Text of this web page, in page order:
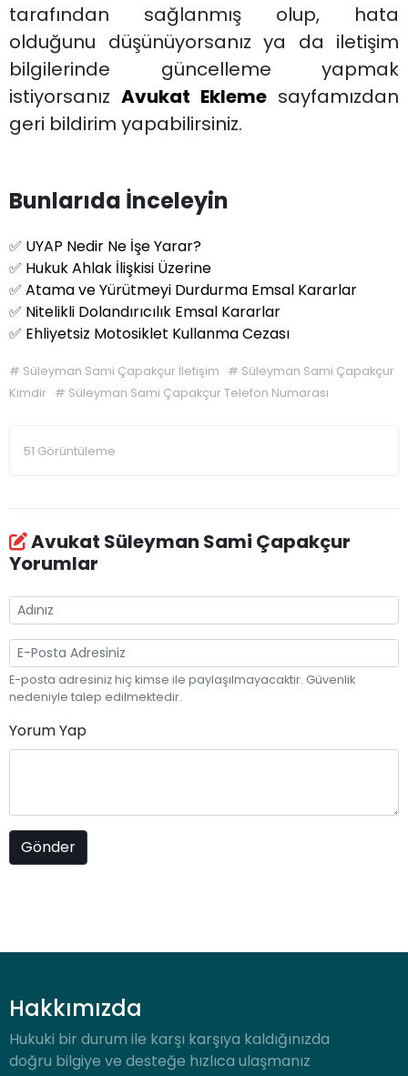
tarafından sağlanmış olup, hata
olduğunu düşünüyorsanız ya da iletişim
bilgilerinde güncelleme yapmak
istiyorsanız Avukat Ekleme sayfamızdan
geri bildirim yapabilirsiniz.
Bunlarıda İnceleyin
✅ UYAP Nedir Ne İşe Yarar?
✅ Hukuk Ahlak İlişkisi Üzerine
✅ Atama ve Yürütmeyi Durdurma Emsal Kararlar
✅ Nitelikli Dolandırıcılık Emsal Kararlar
✅ Ehliyetsiz Motosiklet Kullanma Cezası
# Süleyman Sami Çapakçur İletişim # Süleyman Sami Çapakçur
Kimdir
# Süleyman Sami Çapakçur Telefon Numarası
51 Görüntüleme
Avukat Süleyman Sami Çapakçur
Yorumlar
E-posta adresiniz hiç kimse ile paylaşılmayacaktır. Güvenlik
nedeniyle talep edilmektedir.
Yorum Yap
Hakkımızda
Hukuki bir durum ile karşı karşıya kaldığınızda
doğru bilgiye ve desteğe hızlıca ulaşmanız